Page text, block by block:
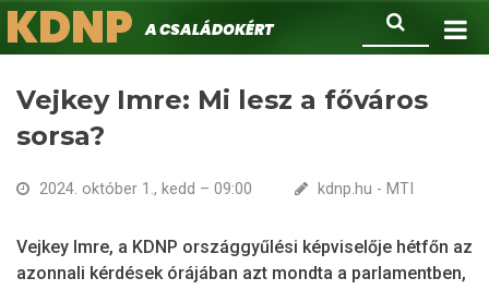
Ugrás
a
Keresés
KDNPA családokért.
Vejkey Imre: Mi lesz a főváros
sorsa?
2024. október 1., kedd – 09:00 kdnp.hu - MTI
Vejkey Imre, a KDNP országgyűlési képviselője hétfőn az
azonnali kérdések órájában azt mondta a parlamentben,